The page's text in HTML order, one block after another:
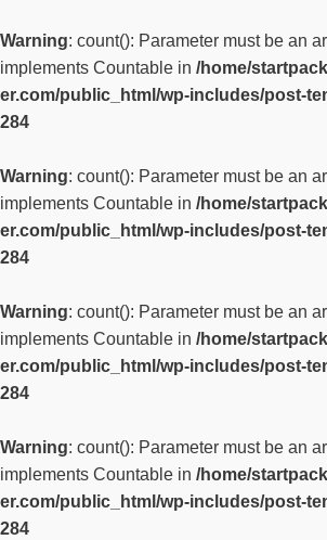
Warning: count(): Parameter must be an
implements Countable in /home/
er.com/public_html/wp-includes/post-
284
Warning: count(): Parameter must be an
implements Countable in /home/
er.com/public_html/wp-includes/post-
284
Warning: count(): Parameter must be an
implements Countable in /home/
er.com/public_html/wp-includes/post-
284
Warning: count(): Parameter must be an
implements Countable in /home/
er.com/public_html/wp-includes/post-
284